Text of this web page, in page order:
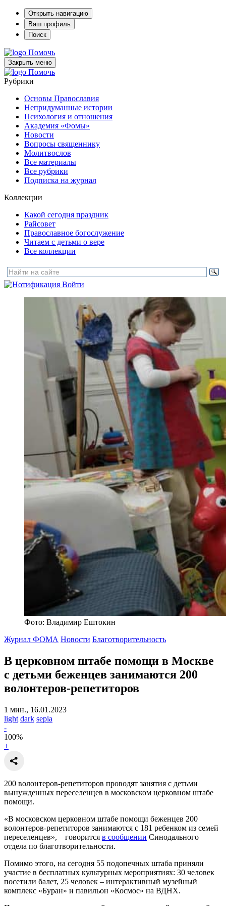
Открыть навигацию
Ваш профиль
Поиск
Помочь
Закрыть меню
Помочь
Рубрики
Основы Православия
Непридуманные истории
Психология и отношения
Академия «Фомы»
Новости
Вопросы священнику
Молитвослов
Все материалы
Все рубрики
Подписка на журнал
Коллекции
Какой сегодня праздник
Райсовет
Православное богослужение
Читаем с детьми о вере
Все коллекции
Войти
Фото: Владимир Ештокин
Журнал ФОМА Новости Благотворительность
В церковном штабе помощи в Москве
с детьми беженцев занимаются 200
волонтеров-репетиторов
1 мин., 16.01.2023
light dark sepia
-
100%
+
200 волонтеров-репетиторов проводят занятия с детьми
вынужденных переселенцев в московском церковном штабе
помощи.
«В московском церковном штабе помощи беженцев 200
волонтеров-репетиторов занимаются с 181 ребенком из семей
переселенцев», – говорится в сообщении Синодального
отдела по благотворительности.
Помимо этого, на сегодня 55 подопечных штаба приняли
участие в бесплатных культурных мероприятиях: 30 человек
посетили балет, 25 человек – интерактивный музейный
комплекс «Буран» и павильон «Космос» на ВДНХ.